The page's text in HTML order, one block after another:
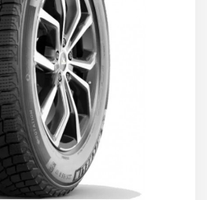
SUV 235/55 R19 105H
55 R19 105H
в наличии